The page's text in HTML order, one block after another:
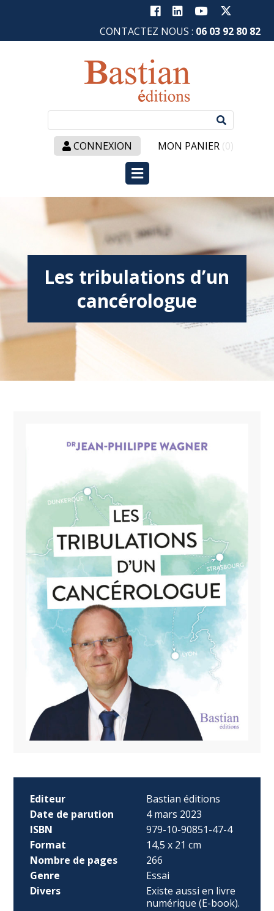
CONTACTEZ NOUS : 06 03 92 80 82
:
CONNEXION
MON PANIER (0)
Les tribulations d’un
cancérologue
Editeur
Bastian éditions
Date de parution
4 mars 2023
ISBN
979-10-90851-47-4
Format
14,5 x 21 cm
Nombre de pages
266
Genre
Essai
Divers
Existe aussi en livre
numérique (E-book).